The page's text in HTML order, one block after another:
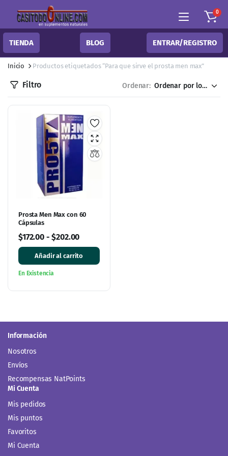
0
TIENDA BLOG ENTRAR/REGISTRO
Inicio Productos etiquetados “Para que sirve el prosta men max”
Filtro Ordenar:
Prosta Men Max con 60
Cápsulas
$172.00-$202.00
Añadir al carrito
En Existencia
Información
Nosotros
Envíos
Recompensas NatPoints
Mi Cuenta
Mis pedidos
Mis puntos
Favoritos
Mi Cuenta